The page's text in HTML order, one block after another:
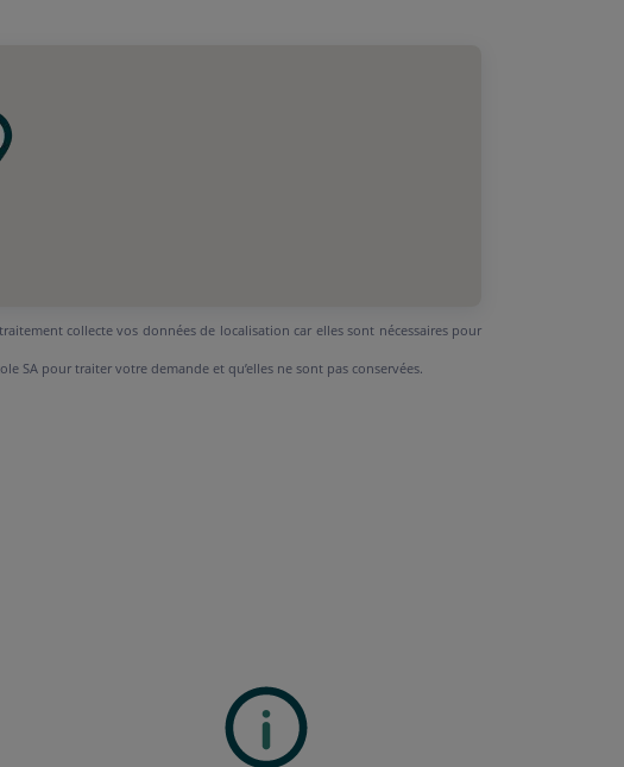
collecte vos données de localisation car elles sont nécessaires pour
SA pour traiter votre demande et qu’elles ne sont pas conservées.